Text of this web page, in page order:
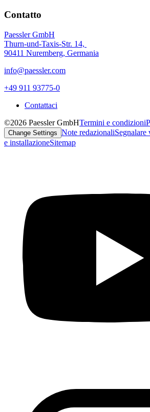
Contatto
Paessler GmbH
Thurn-und-Taxis-Str. 14,
90411 Nuremberg, Germania
info@paessler.com
+49 911 93775-0
Contattaci
©2026 Paessler GmbHTermini e condizioni
Change Settings Note redazionaliSegnalare
e installazioneSitemap